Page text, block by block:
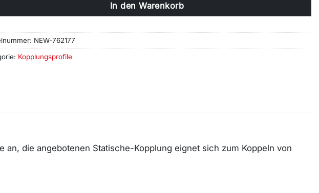
In den Warenkorb
NEW-762177
Kopplungsprofile
die angebotenen Statische-Kopplung eignet sich zum Koppeln von